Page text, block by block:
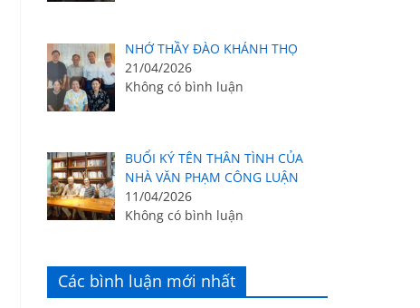
NHỚ THẦY ĐÀO KHÁNH THỌ
21/04/2026
Không có bình luận
BUỔI KÝ TÊN THÂN TÌNH CỦA
NHÀ VĂN PHẠM CÔNG LUẬN
11/04/2026
Không có bình luận
Các bình luận mới nhất